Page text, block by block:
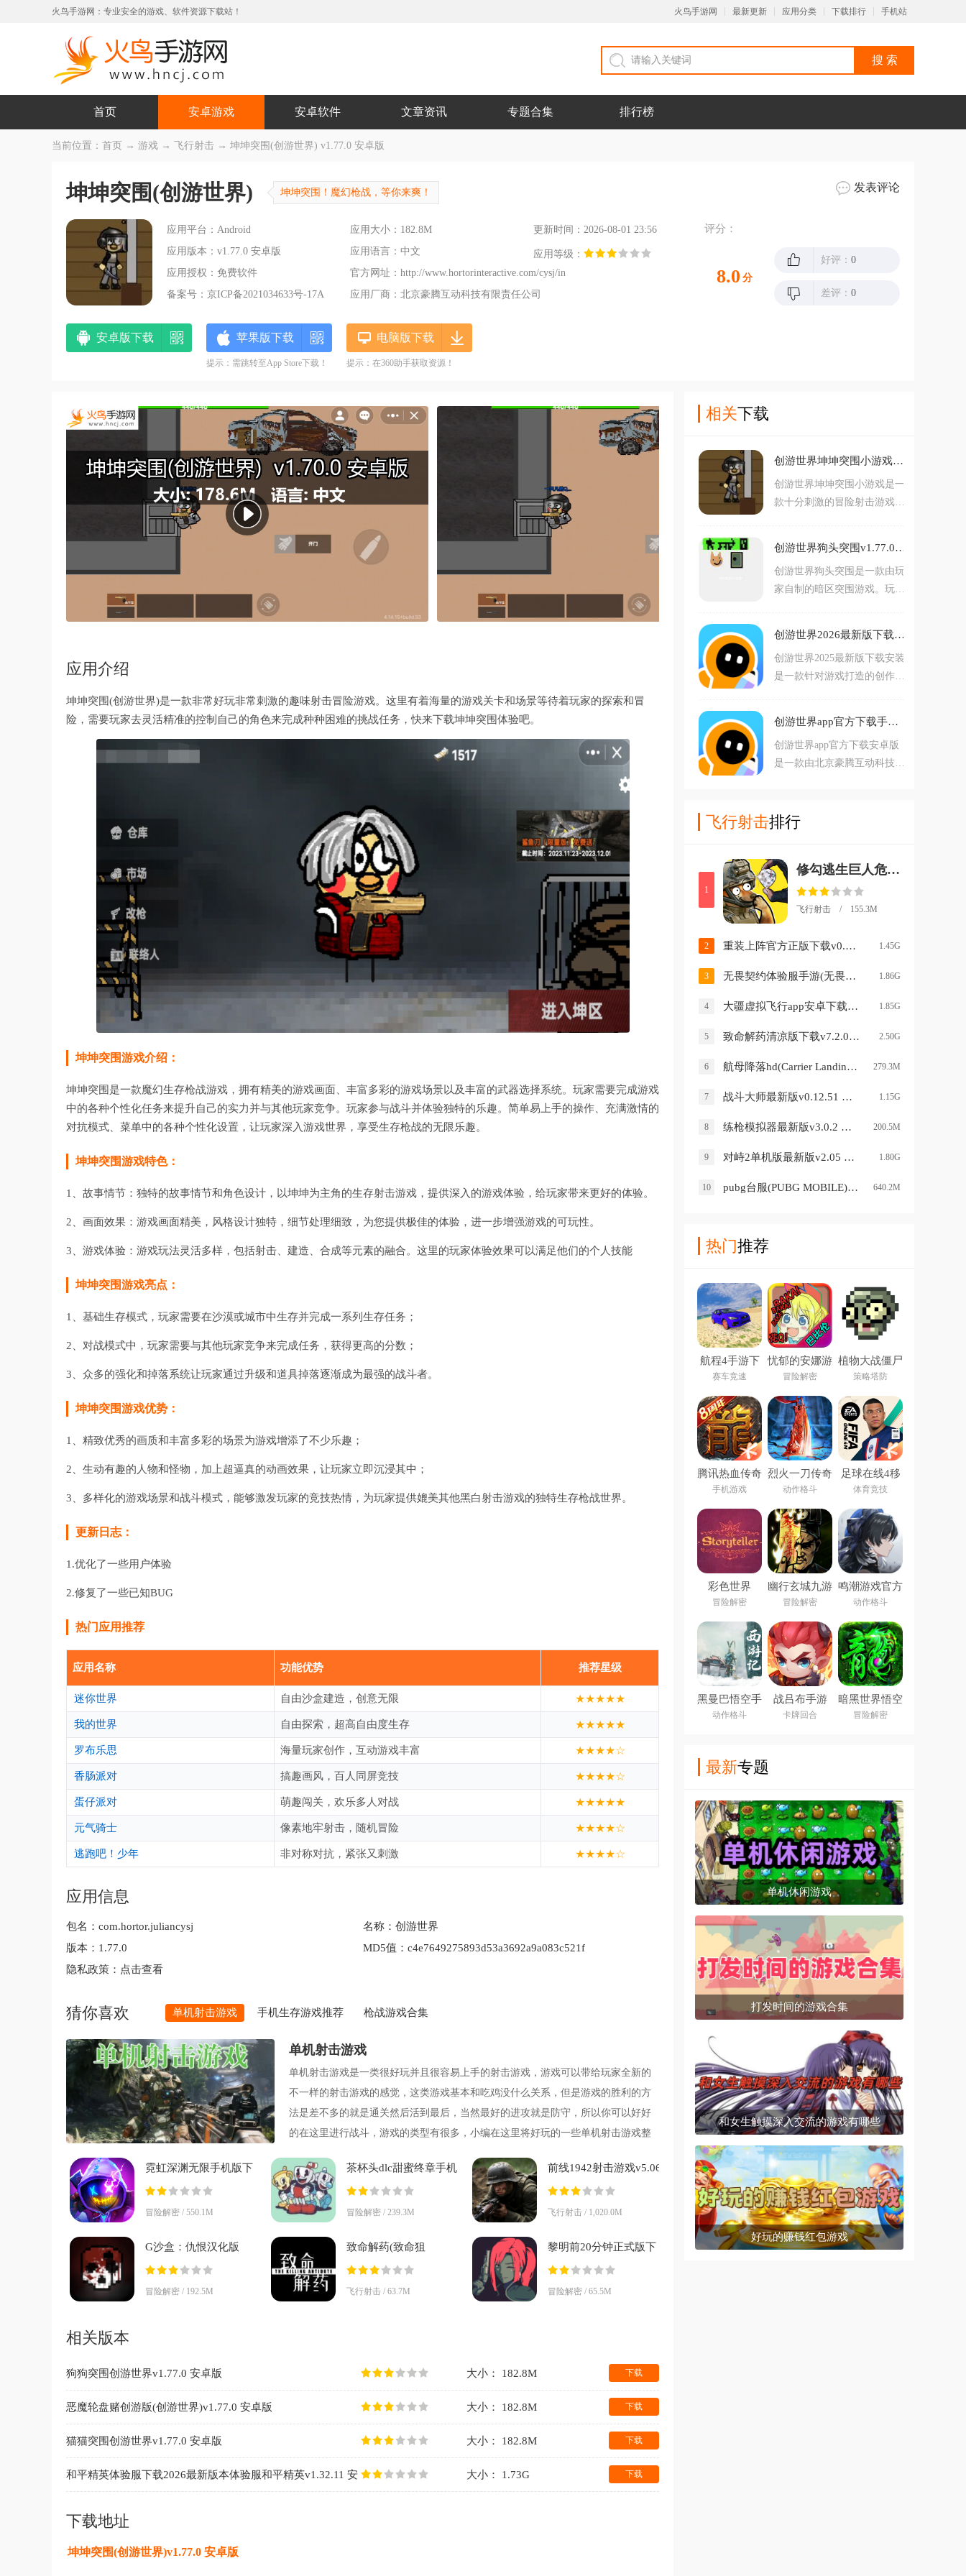
火鸟手游网：专业安全的游戏、软件资源下载站！ 火鸟手游网 最新更新 应用分类 下载排行 手机站
首页 安卓游戏 安卓软件 文章资讯 专题合集 排行榜
当前位置： 首页 → 游戏 → 飞行射击 → 坤坤突围(创游世界) v1.77.0 安卓版
坤坤突围(创游世界) 坤坤突围！魔幻枪战，等你来爽！ 发表评论
应用平台：Android 应用大小：182.8M
更新时间：2026-08-01 23:56
应用版本：v1.77.0 安卓版
应用语言：中文
应用等级：
应用授权：免费软件
官方网址： http://www.hortorinteractive.com/cysj/in
备案号：京ICP备2021034633号-17A
应用厂商：北京豪腾互动科技有限责任公司
评分：
8.0 分
好评： 0
差评： 0
安卓版下载 苹果版下载
提示：需跳转至App Store下载！
电脑版下载
提示：在360助手获取资源！
应用介绍
坤坤突围(创游世界)是一款非常好玩非常刺激的趣味射击冒险游戏。这里有着海量的游戏关卡和场景等待着玩家的探索和冒
险，需要玩家去灵活精准的控制自己的角色来完成种种困难的挑战任务，快来下载坤坤突围体验吧。
坤坤突围游戏介绍：
坤坤突围是一款魔幻生存枪战游戏，拥有精美的游戏画面、丰富多彩的游戏场景以及丰富的武器选择系统。玩家需要完成游戏
中的各种个性化任务来提升自己的实力并与其他玩家竞争。玩家参与战斗并体验独特的乐趣。简单易上手的操作、充满激情的
对抗模式、菜单中的各种个性化设置，让玩家深入游戏世界，享受生存枪战的无限乐趣。
坤坤突围游戏特色：
1、故事情节：独特的故事情节和角色设计，以坤坤为主角的生存射击游戏，提供深入的游戏体验，给玩家带来更好的体验。
2、画面效果：游戏画面精美，风格设计独特，细节处理细致，为您提供极佳的体验，进一步增强游戏的可玩性。
3、游戏体验：游戏玩法灵活多样，包括射击、建造、合成等元素的融合。这里的玩家体验效果可以满足他们的个人技能
坤坤突围游戏亮点：
1、基础生存模式，玩家需要在沙漠或城市中生存并完成一系列生存任务；
2、对战模式中，玩家需要与其他玩家竞争来完成任务，获得更高的分数；
3、众多的强化和掉落系统让玩家通过升级和道具掉落逐渐成为最强的战斗者。
坤坤突围游戏优势：
1、精致优秀的画质和丰富多彩的场景为游戏增添了不少乐趣；
2、生动有趣的人物和怪物，加上超逼真的动画效果，让玩家立即沉浸其中；
3、多样化的游戏场景和战斗模式，能够激发玩家的竞技热情，为玩家提供媲美其他黑白射击游戏的独特生存枪战世界。
更新日志：
1.优化了一些用户体验
2.修复了一些已知BUG
热门应用推荐
应用名称 功能优势 推荐星级
迷你世界 自由沙盒建造，创意无限 ★★★★★
我的世界 自由探索，超高自由度生存 ★★★★★
罗布乐思 海量玩家创作，互动游戏丰富 ★★★★☆
香肠派对 搞趣画风，百人同屏竞技 ★★★★☆
蛋仔派对 萌趣闯关，欢乐多人对战 ★★★★★
元气骑士 像素地牢射击，随机冒险 ★★★★☆
逃跑吧！少年 非对称对抗，紧张又刺激 ★★★★☆
应用信息
包名： com.hortor.juliancysj 名称： 创游世界
版本： 1.77.0 MD5值： c4e7649275893d53a3692a9a083c521f
隐私政策： 点击查看
猜你喜欢 单机射击游戏 手机生存游戏推荐 枪战游戏合集
单机射击游戏
单机射击游戏是一类很好玩并且很容易上手的射击游戏，游戏可以带给玩家全新的
不一样的射击游戏的感觉，这类游戏基本和吃鸡没什么关系，但是游戏的胜利的方
法是差不多的就是通关然后活到最后，当然最好的进攻就是防守，所以你可以好好
的在这里进行战斗，游戏的类型有很多，小编在这里将好玩的一些单机射击游戏整
霓虹深渊无限手机版下
载v1.101.1.33 安卓版
冒险解密 / 550.1M
茶杯头dlc甜蜜终章手机
版下载(Cuphead
冒险解密 / 239.3M
前线1942射击游戏v5.06
安卓版
飞行射击 / 1,020.0M
G沙盒：仇恨汉化版
v10.1.0 安卓版
冒险解密 / 192.5M
致命解药(致命狙
击)v1.4.5 安卓版
飞行射击 / 63.7M
黎明前20分钟正式版下
载v0.1.5 安卓版
冒险解密 / 65.5M
相关版本
狗狗突围创游世界v1.77.0 安卓版 大小： 182.8M 下载
恶魔轮盘赌创游版(创游世界)v1.77.0 安卓版 大小： 182.8M 下载
猫猫突围创游世界v1.77.0 安卓版 大小： 182.8M 下载
和平精英体验服下载2026最新版本体验服和平精英v1.32.11 安 大小： 1.73G 下载
下载地址
坤坤突围(创游世界)v1.77.0 安卓版
相关下载
创游世界坤坤突围小游戏v1.77.0 安卓版
创游世界坤坤突围小游戏是一
款十分刺激的冒险射击游戏，
作十分简单，喜欢的朋友欢迎
前来下载体验！坤坤突围游戏
官方版简介：1、没有固定的
最爽的射击对决。2、可以获
创游世界狗头突围v1.77.0 安卓版
创游世界狗头突围是一款由玩
家自制的暗区突围游戏。玩家
战斗，游戏画风搞笑，玩法有
趣，战斗刺激，十分适合玩家
游戏，快来本站进行中下载
绍：狗头突围游戏是一款以搞
创游世界2026最新版下载安装v1.77.0 安卓版
创游世界2025最新版下载安装
是一款针对游戏打造的创作平
属于自己的有趣游戏。喜欢的
朋友欢迎前来下载体验。创游
世界官方正版简介：不会编
伴，等着体验你的
创游世界app官方下载手机版v1.77.0 安卓版
创游世界app官方下载安卓版
是一款由北京豪腾互动科技有
可以让用户在平台上创作各种
动功能。
飞行射击排行
1
修勾逃生巨人危机免广告版(修勾逃生巨人危机（神瞳修改）)v1.0 安卓版
飞行射击 / 155.3M
2 重装上阵官方正版下载v0.100.378 最新版 1.45G
3 无畏契约体验服手游(无畏契约：源能行动（体验服）)v1.1.0 最新版 1.86G
4 大疆虚拟飞行app安卓下载(DJI Virtual Flight)v1.0 安卓版 1.85G
5 致命解药清凉版下载v7.2.0 手机版 2.50G
6 航母降落hd(Carrier Landings)v4.3.7 安卓版 279.3M
7 战斗大师最新版v0.12.51 安卓版 1.15G
8 练枪模拟器最新版v3.0.2 安卓版 200.5M
9 对峙2单机版最新版v2.05 安卓版 1.80G
10 pubg台服(PUBG MOBILE)v2.1.0 安卓版 640.2M
热门推荐
航程4手游下
载安装
(Voyage 4)
赛车竞速
忧郁的安娜游
戏
冒险解密
植物大战僵尸
像素版手机下
载安装
(PixelPvZ)
策略塔防
腾讯热血传奇
手机游戏
烈火一刀传奇
手游
动作格斗
足球在线4移
动版下载安装
(FIFA Online
4 M)
体育竞技
彩色世界
storyteller下
载最新版安装
冒险解密
幽行玄城九游
版
冒险解密
鸣潮游戏官方
下载
动作格斗
黑曼巴悟空手
机版
动作格斗
战吕布手游
卡牌回合
暗黑世界悟空
官方版
冒险解密
最新专题
单机休闲游戏
打发时间的游戏合集
和女生触摸深入交流的游戏有哪些
好玩的赚钱红包游戏